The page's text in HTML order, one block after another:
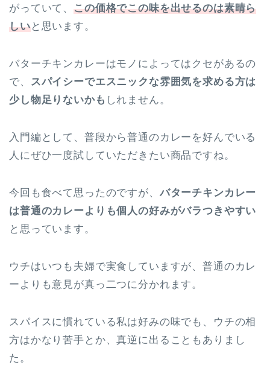
がっていて、この価格でこの味を出せるのは素晴ら
しいと思います。
バターチキンカレーはモノによってはクセがあるの
で、 スパイシーでエスニックな雰囲気を求める方は
少し物足りないかも しれません。
入門編として、普段から普通のカレーを好んでいる
人にぜひ一度試していただきたい商品ですね。
今回も食べて思ったのですが、 バターチキンカレー
は普通のカレーよりも個人の好みがバラつきやすい
と思っています。
ウチはいつも夫婦で実食していますが、普通のカレ
ーよりも意見が真っ二つに分かれます。
スパイスに慣れている私は好みの味でも、ウチの相
方はかなり苦手とか、真逆に出ることもありまし
た。